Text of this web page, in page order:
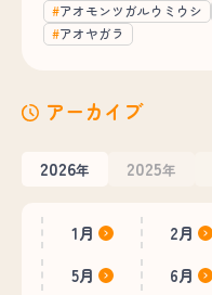
アオモンツガルウミウシ
アオヤガラ
アーカイブ
2026年 2025年
1月 2月
5月
6月